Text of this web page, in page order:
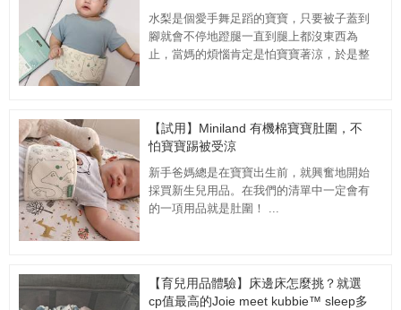
水梨是個愛手舞足蹈的寶寶，只要被子蓋到
腳就會不停地蹬腿一直到腿上都沒東西為
止，當媽的煩惱肯定是怕寶寶著涼，於是整
【試用】Miniland 有機棉寶寶肚圍，不
怕寶寶踢被受涼
新手爸媽總是在寶寶出生前，就興奮地開始
採買新生兒用品。在我們的清單中一定會有
的一項用品就是肚圍！ ...
【育兒用品體驗】床邊床怎麼挑？就選
cp值最高的Joie meet kubbie™ sleep多